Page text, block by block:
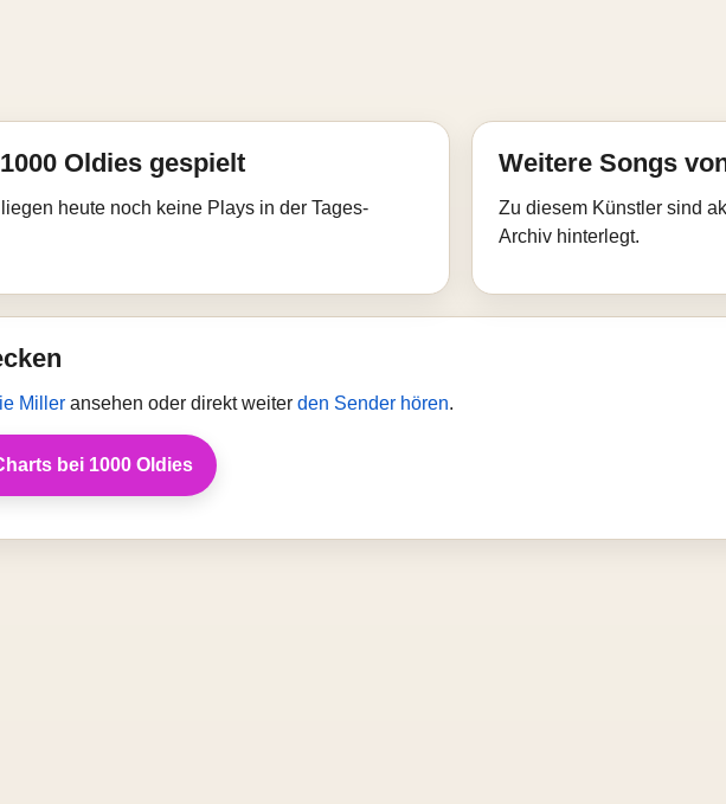
Oldies gespielt
heute noch keine Plays in der Tages-
Weitere Songs
Zu diesem Künstler sind
Archiv hinterlegt.
Miller ansehen oder direkt weiter den Sender hören.
bei 1000 Oldies